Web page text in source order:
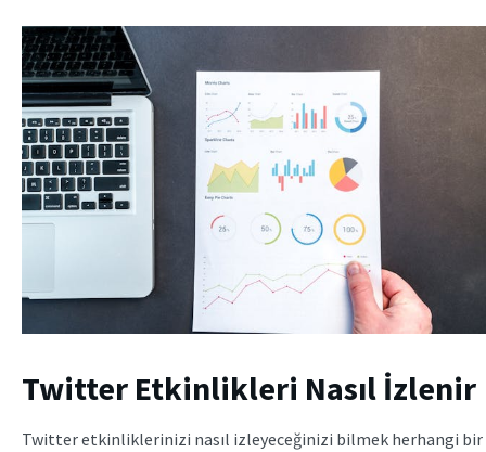
Twitter Etkinlikleri Nasıl İzlenir
Twitter etkinliklerinizi nasıl izleyeceğinizi bilmek herhangi bir